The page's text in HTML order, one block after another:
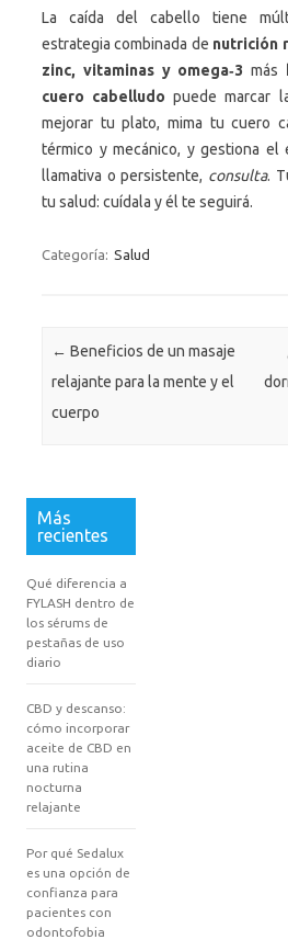
La caída del cabello tiene
estrategia combinada de nutrición
zinc, vitaminas y omega‑3 más
cuero cabelludo puede marcar
mejorar tu plato, mima tu cuero
térmico y mecánico, y gestiona el
llamativa o persistente, consulta.
tu salud: cuídala y él te seguirá.
Categoría: Salud
Navegación de entradas
← Beneficios de un masaje
relajante para la mente y el
cuerpo
Más
recientes
Qué diferencia a
FYLASH dentro de
los sérums de
pestañas de uso
diario
CBD y descanso:
cómo incorporar
aceite de CBD en
una rutina
nocturna
relajante
Por qué Sedalux
es una opción de
confianza para
pacientes con
odontofobia